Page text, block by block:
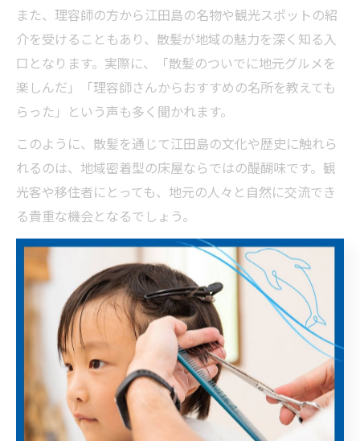
また、理容師の方から江田島の名物や観光スポットの紹
介を受けることもあり、散髪が地域の魅力を深く知る入
口となります。実際に、「散髪のついでに地元グルメを
楽しんだ」「理容師さんからおすすめの名所を教えても
らった」という声も多く聞かれます。
このように、散髪を通じて江田島の文化や歴史に触れら
れるのは、地域密着型の床屋ならではの醍醐味です。観
光客や移住者にとっても、地元の人々と自然に交流でき
る貴重な機会となるでしょう。
散髪中に出会う江田島市の人々との交流
江田島市の床屋では、散髪中の会話を通じて思わぬ人と
の出会いや交流が生まれることがあります。地域密着型
の理容室では、リピーター同士やスタッフとの距離が近
く、自然と地元情報の共有や世間話が広がります。
例えば、常連客同士が昔話に花を咲かせたり、新規の利
用者が地元のおすすめスポットを教えてもらったりする